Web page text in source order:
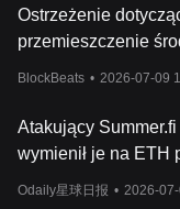
Ostrzeżenie
przemieszczenie
BlockBeats • 2026-07-09
Atakujący
wymienił je na ETH
Tornado Cash.
Odaily星球日报 • 2026-